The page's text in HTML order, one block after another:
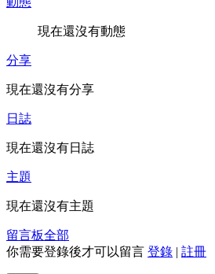
現在還沒有動態
分享
現在還沒有分享
日誌
現在還沒有日誌
主題
現在還沒有主題
留言板全部
你需要登錄後才可以留言 登錄 | 註冊